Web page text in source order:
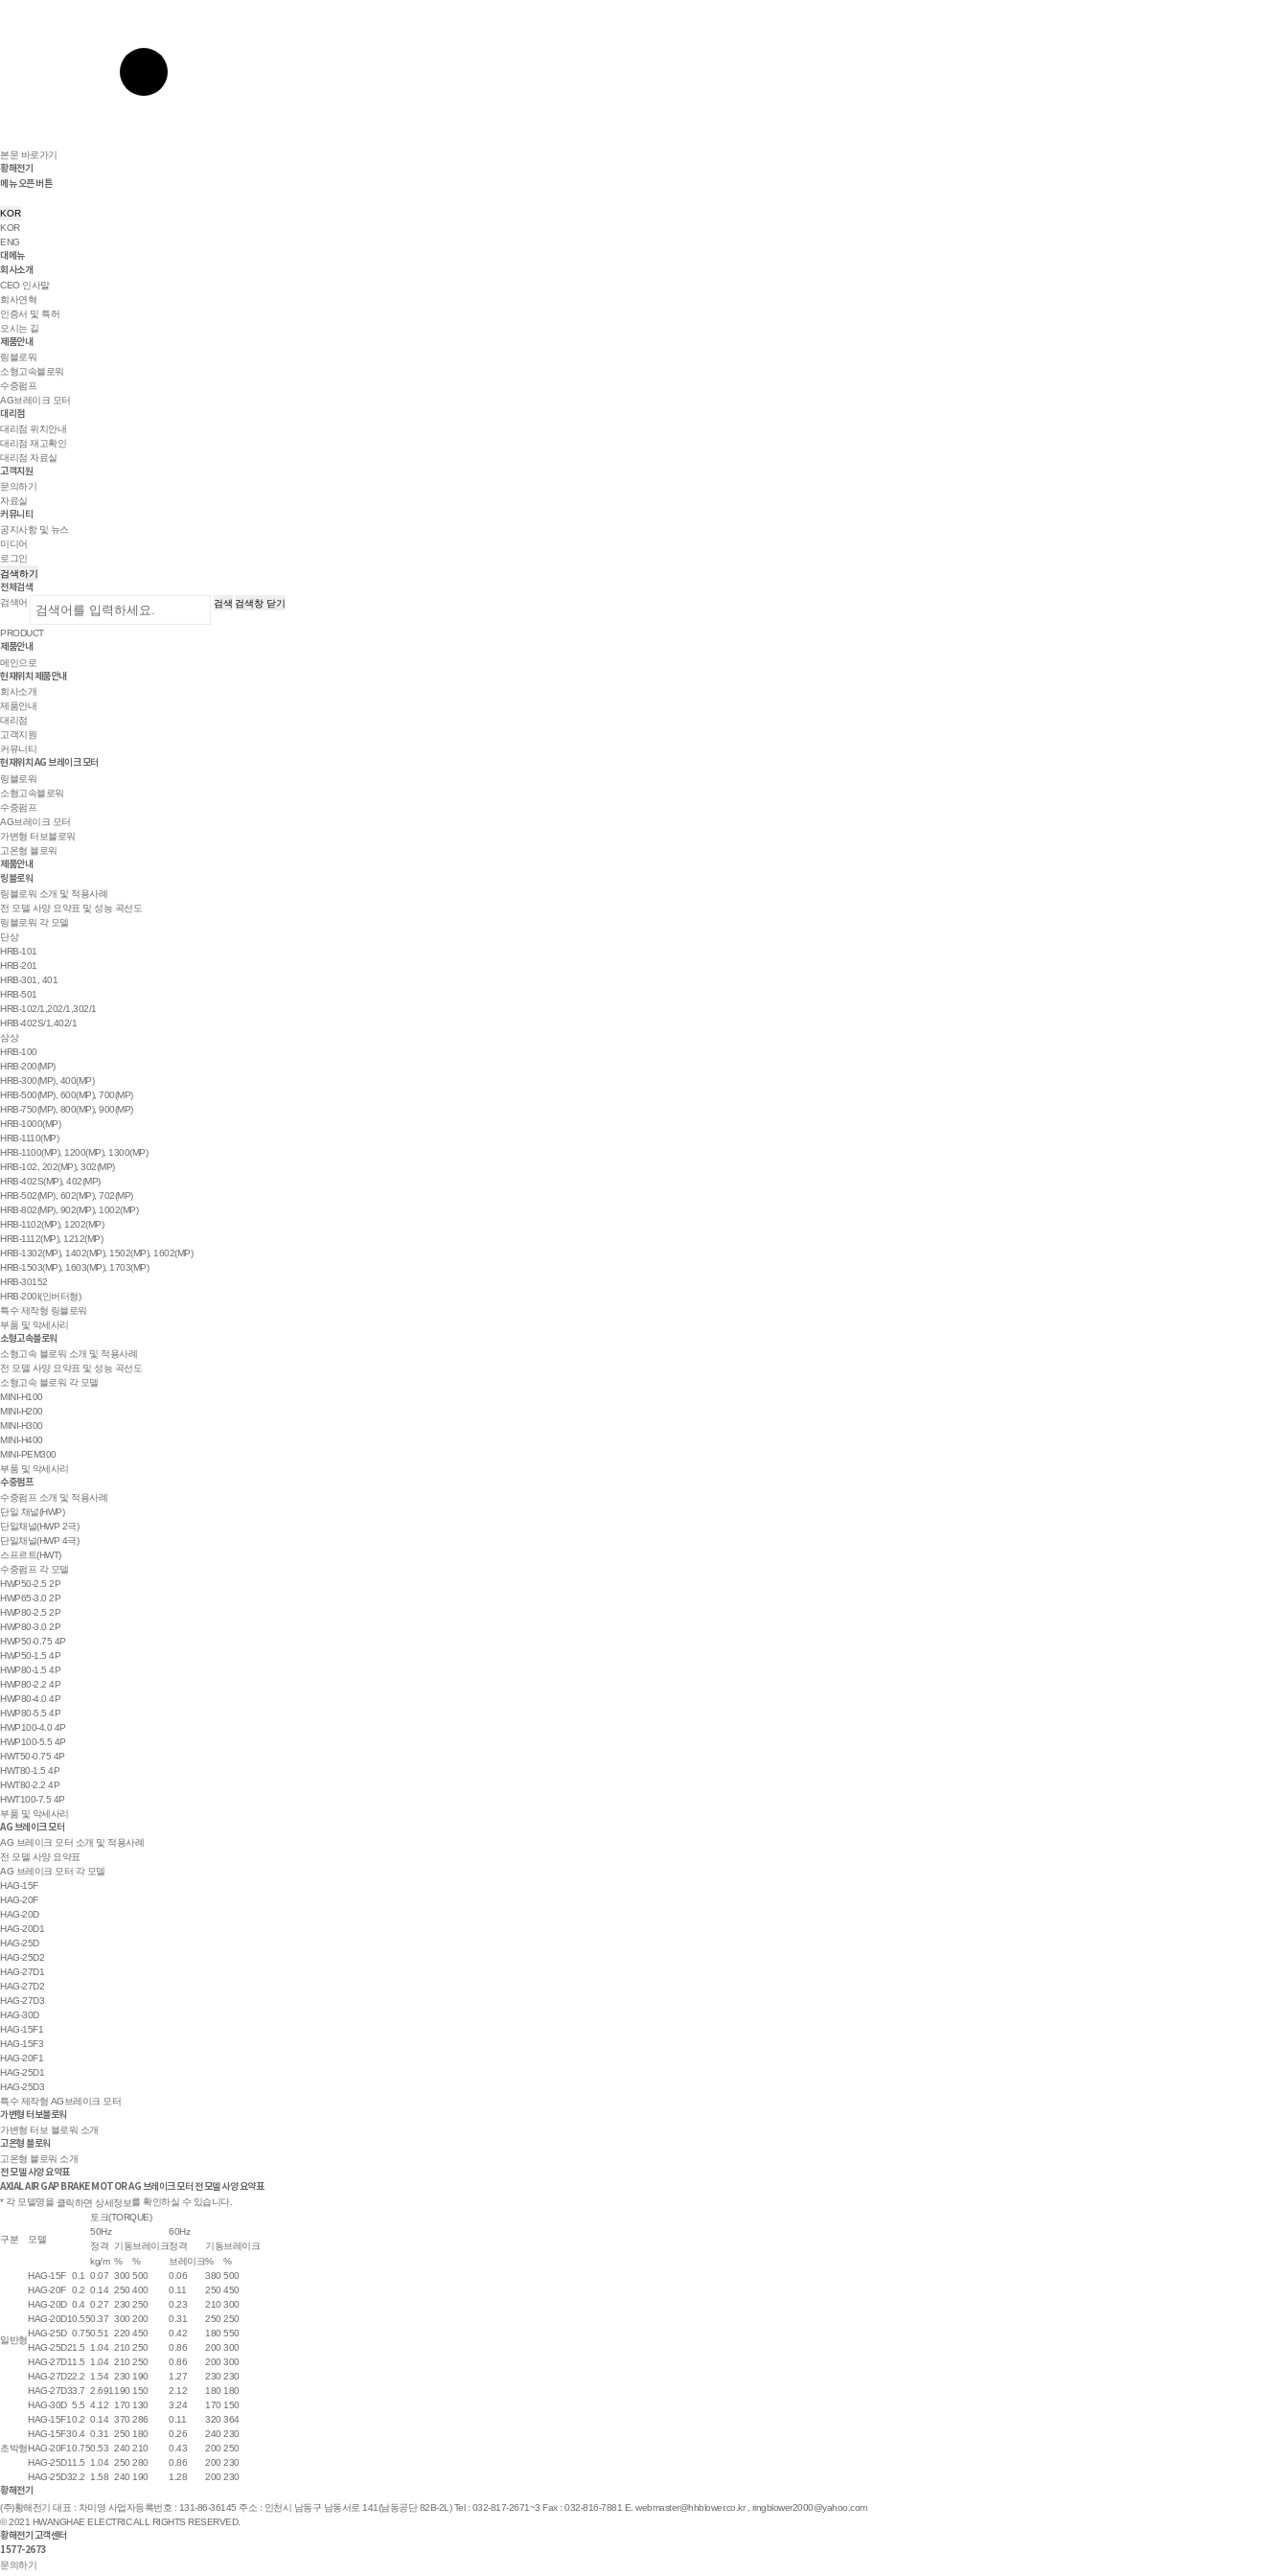
본문 바로가기
황해전기
메뉴 오픈 버튼
KOR
KOR
ENG
대메뉴
회사소개
CEO 인사말
회사연혁
인증서 및 특허
오시는 길
제품안내
링블로워
소형고속블로워
수중펌프
AG브레이크 모터
대리점
대리점 위치안내
대리점 재고확인
대리점 자료실
고객지원
문의하기
자료실
커뮤니티
공지사항 및 뉴스
미디어
로그인
검색하기
전체검색
검색어 검색 검색창 닫기
PRODUCT
제품안내
메인으로
현재위치 제품안내
회사소개
제품안내
대리점
고객지원
커뮤니티
현재위치 AG 브레이크 모터
링블로워
소형고속블로워
수중펌프
AG브레이크 모터
가변형 터보블로워
고온형 블로워
제품안내
링블로워
링블로워 소개 및 적용사례
전 모델 사양 요약표 및 성능 곡선도
링블로워 각 모델
단상
HRB-101
HRB-201
HRB-301, 401
HRB-501
HRB-102/1,202/1,302/1
HRB-402S/1,402/1
삼상
HRB-100
HRB-200(MP)
HRB-300(MP), 400(MP)
HRB-500(MP), 600(MP), 700(MP)
HRB-750(MP), 800(MP), 900(MP)
HRB-1000(MP)
HRB-1110(MP)
HRB-1100(MP), 1200(MP), 1300(MP)
HRB-102, 202(MP), 302(MP)
HRB-402S(MP), 402(MP)
HRB-502(MP), 602(MP), 702(MP)
HRB-802(MP), 902(MP), 1002(MP)
HRB-1102(MP), 1202(MP)
HRB-1112(MP), 1212(MP)
HRB-1302(MP), 1402(MP), 1502(MP), 1602(MP)
HRB-1503(MP), 1603(MP), 1703(MP)
HRB-30152
HRB-200I(인버터형)
특수 제작형 링블로워
부품 및 악세사리
소형고속블로워
소형고속 블로워 소개 및 적용사례
전 모델 사양 요약표 및 성능 곡선도
소형고속 블로워 각 모델
MINI-H100
MINI-H200
MINI-H300
MINI-H400
MINI-PEM300
부품 및 악세사리
수중펌프
수중펌프 소개 및 적용사례
단일 채널(HWP)
단일채널(HWP 2극)
단일채널(HWP 4극)
스프르트(HWT)
수중펌프 각 모델
HWP50-2.5 2P
HWP65-3.0 2P
HWP80-2.5 2P
HWP80-3.0 2P
HWP50-0.75 4P
HWP50-1.5 4P
HWP80-1.5 4P
HWP80-2.2 4P
HWP80-4.0 4P
HWP80-5.5 4P
HWP100-4.0 4P
HWP100-5.5 4P
HWT50-0.75 4P
HWT80-1.5 4P
HWT80-2.2 4P
HWT100-7.5 4P
부품 및 악세사리
AG 브레이크 모터
AG 브레이크 모터 소개 및 적용사례
전 모델 사양 요약표
AG 브레이크 모터 각 모델
HAG-15F
HAG-20F
HAG-20D
HAG-20D1
HAG-25D
HAG-25D2
HAG-27D1
HAG-27D2
HAG-27D3
HAG-30D
HAG-15F1
HAG-15F3
HAG-20F1
HAG-25D1
HAG-25D3
특수 제작형 AG브레이크 모터
가변형 터보블로워
가변형 터보 블로워 소개
고온형 블로워
고온형 블로워 소개
전 모델 사양 요약표
AXIAL AIR GAP BRAKE MOTORAG 브레이크 모터 전 모델 사양 요약표
* 각 모델명을 클릭하면 상세정보를 확인하실 수 있습니다.
구분 모델
토크(TORQUE)
50Hz
60Hz
정격
기동브레이크정격 기동브레이크
kg/m % % 브레이크% %
일반형
HAG-15F 0.1 0.07 300 500 0.06 380 500
HAG-20F 0.2 0.14 250 400 0.11 250 450
HAG-20D 0.4 0.27 230 250 0.23 210 300
HAG-20D10.550.37 300 200 0.31 250 250
HAG-25D 0.750.51 220 450 0.42 180 550
HAG-25D21.5 1.04 210 250 0.86 200 300
HAG-27D11.5 1.04 210 250 0.86 200 300
HAG-27D22.2 1.54 230 190 1.27 230 230
HAG-27D33.7 2.691190 150 2.12 180 180
HAG-30D 5.5 4.12 170 130 3.24 170 150
초박형
HAG-15F10.2 0.14 370 286 0.11 320 364
HAG-15F30.4 0.31 250 180 0.26 240 230
HAG-20F10.750.53 240 210 0.43 200 250
HAG-25D11.5 1.04 250 280 0.86 200 230
HAG-25D32.2 1.58 240 190 1.28 200 230
황해전기
(주)황해전기 대표 : 차미영 사업자등록번호 : 131-86-36145 주소 : 인천시 남동구 남동서로 141(남동공단 82B-2L) Tel : 032-817-2671~3 Fax : 032-816-7881 E. webmaster@hhblower.co.kr, ringblower2000@yahoo.com
© 2021 HWANGHAE ELECTRIC ALL RIGHTS RESERVED.
황해전기 고객센터
1577-2673
문의하기